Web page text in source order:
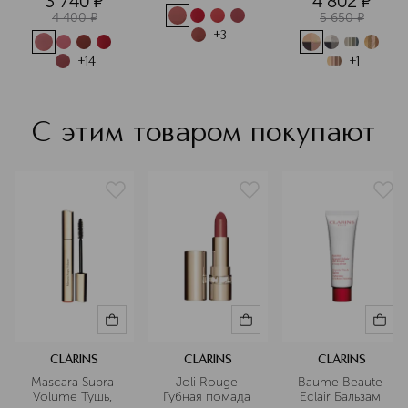
Подробнее
4 400 ¤
+14
+3
5 650 ¤
+1
С этим товаром покупают
CLARINS
Mascara Supra
Volume Тушь,
CLARINS
Joli Rouge
Губная помада
CLARINS
Baume Beaute
Eclair Бальзам